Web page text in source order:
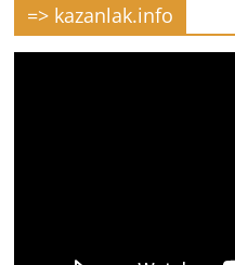
=> kazanlak.info